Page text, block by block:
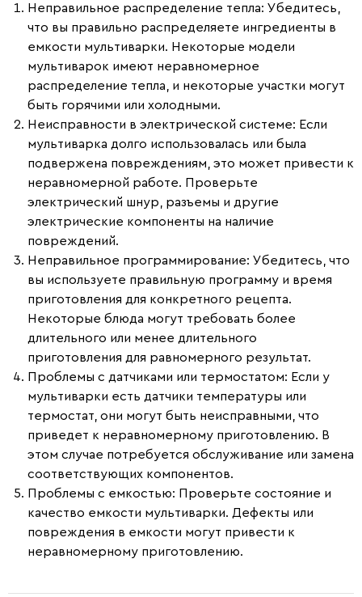
Неправильное распределение тепла: Убедитесь,
что вы правильно распределяете ингредиенты в
емкости мультиварки. Некоторые модели
мультиварок имеют неравномерное
распределение тепла, и некоторые участки могут
быть горячими или холодными.
Неисправности в электрической системе: Если
мультиварка долго использовалась или была
подвержена повреждениям, это может привести к
неравномерной работе. Проверьте
электрический шнур, разъемы и другие
электрические компоненты на наличие
повреждений.
Неправильное программирование: Убедитесь, что
вы используете правильную программу и время
приготовления для конкретного рецепта.
Некоторые блюда могут требовать более
длительного или менее длительного
приготовления для равномерного результат.
Проблемы с датчиками или термостатом: Если у
мультиварки есть датчики температуры или
термостат, они могут быть неисправными, что
приведет к неравномерному приготовлению. В
этом случае потребуется обслуживание или замена
соответствующих компонентов.
Проблемы с емкостью: Проверьте состояние и
качество емкости мультиварки. Дефекты или
повреждения в емкости могут привести к
неравномерному приготовлению.